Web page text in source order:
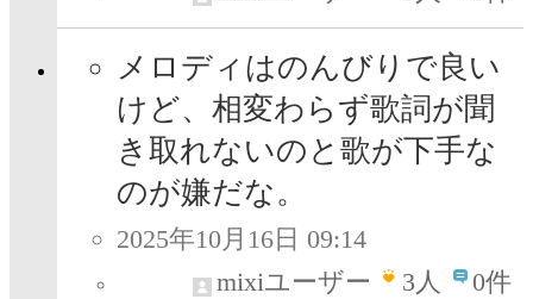
メロディはのんびりで良い
けど、相変わらず歌詞が聞
き取れないのと歌が下手な
のが嫌だな。
2025年10月16日 09:14
mixiユーザー
3人 0件